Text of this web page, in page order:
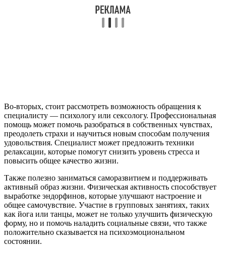
Во-вторых, стоит рассмотреть возможность обращения к
специалисту — психологу или сексологу. Профессиональная
помощь может помочь разобраться в собственных чувствах,
преодолеть страхи и научиться новым способам получения
удовольствия. Специалист может предложить техники
релаксации, которые помогут снизить уровень стресса и
повысить общее качество жизни.
Также полезно заниматься саморазвитием и поддерживать
активный образ жизни. Физическая активность способствует
выработке эндорфинов, которые улучшают настроение и
общее самочувствие. Участие в групповых занятиях, таких
как йога или танцы, может не только улучшить физическую
форму, но и помочь наладить социальные связи, что также
положительно сказывается на психоэмоциональном
состоянии.